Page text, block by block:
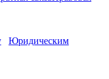
Юридическим